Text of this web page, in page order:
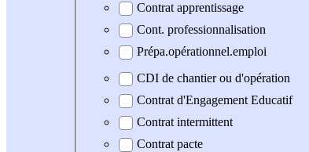
Contrat apprentissage
Cont. professionnalisation
Prépa.opérationnel.emploi
CDI de chantier ou d'opération
Contrat d'Engagement Educatif
Contrat intermittent
Contrat pacte